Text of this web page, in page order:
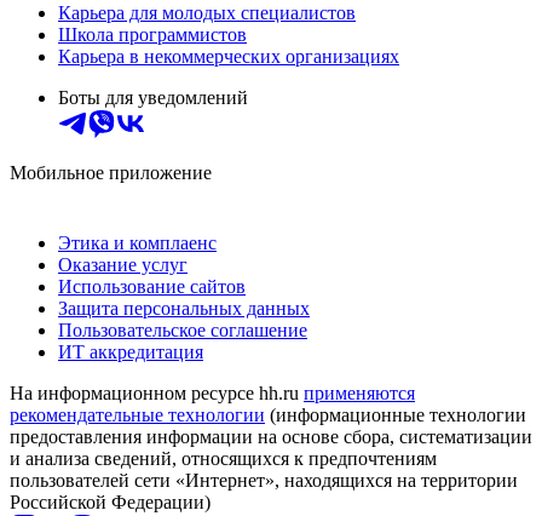
Карьера для молодых специалистов
Школа программистов
Карьера в некоммерческих организациях
Боты для уведомлений
Мобильное приложение
Этика и комплаенс
Оказание услуг
Использование сайтов
Защита персональных данных
Пользовательское соглашение
ИТ аккредитация
На информационном ресурсе hh.ru применяются
рекомендательные технологии (информационные технологии
предоставления информации на основе сбора, систематизации
и анализа сведений, относящихся к предпочтениям
пользователей сети «Интернет», находящихся на территории
Российской Федерации)